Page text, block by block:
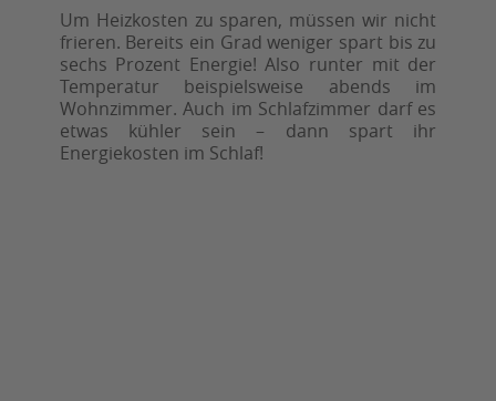
Um Heizkosten zu sparen, müssen wir nicht
frieren. Bereits ein Grad weniger spart bis zu
sechs Prozent Energie! Also runter mit der
Temperatur beispielsweise abends im
Wohnzimmer. Auch im Schlafzimmer darf es
etwas kühler sein – dann spart ihr
Energiekosten im Schlaf!